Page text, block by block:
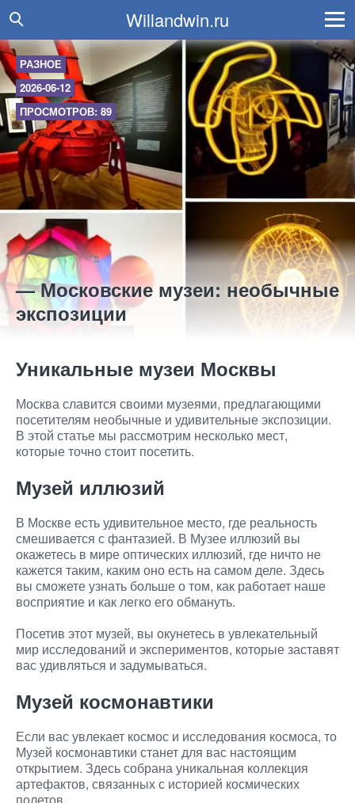
Willandwin.ru
РАЗНОЕ
2026-06-12
ПРОСМОТРОВ: 89
— Московские музеи: необычные
экспозиции
Уникальные музеи Москвы
Москва славится своими музеями, предлагающими
посетителям необычные и удивительные экспозиции.
В этой статье мы рассмотрим несколько мест,
которые точно стоит посетить.
Музей иллюзий
В Москве есть удивительное место, где реальность
смешивается с фантазией. В Музее иллюзий вы
окажетесь в мире оптических иллюзий, где ничто не
кажется таким, каким оно есть на самом деле. Здесь
вы сможете узнать больше о том, как работает наше
восприятие и как легко его обмануть.
Посетив этот музей, вы окунетесь в увлекательный
мир исследований и экспериментов, которые заставят
вас удивляться и задумываться.
Музей космонавтики
Если вас увлекает космос и исследования космоса, то
Музей космонавтики станет для вас настоящим
открытием. Здесь собрана уникальная коллекция
артефактов, связанных с историей космических